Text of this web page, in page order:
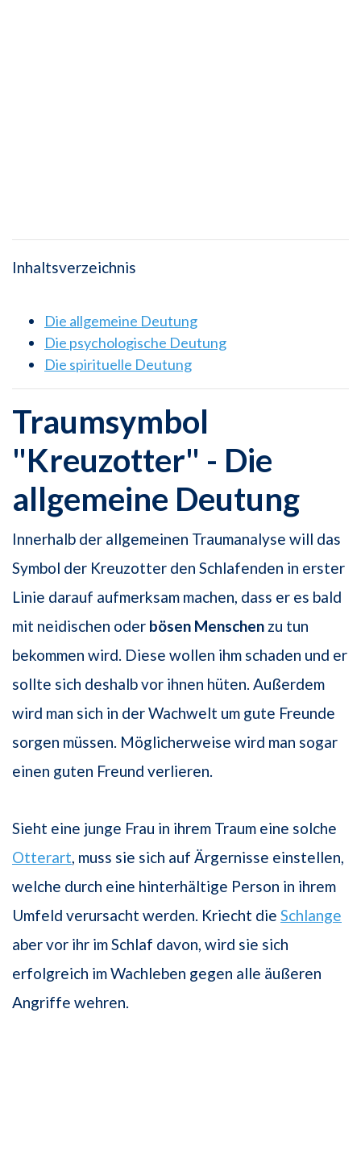
Inhaltsverzeichnis
Die allgemeine Deutung
Die psychologische Deutung
Die spirituelle Deutung
Traumsymbol
"Kreuzotter" - Die
allgemeine Deutung
Innerhalb der allgemeinen Traumanalyse will das
Symbol der Kreuzotter den Schlafenden in erster
Linie darauf aufmerksam machen, dass er es bald
mit neidischen oder bösen Menschen zu tun
bekommen wird. Diese wollen ihm schaden und er
sollte sich deshalb vor ihnen hüten. Außerdem
wird man sich in der Wachwelt um gute Freunde
sorgen müssen. Möglicherweise wird man sogar
einen guten Freund verlieren.
Sieht eine junge Frau in ihrem Traum eine solche
Otterart , muss sie sich auf Ärgernisse einstellen,
welche durch eine hinterhältige Person in ihrem
Umfeld verursacht werden. Kriecht die Schlange
aber vor ihr im Schlaf davon, wird sie sich
erfolgreich im Wachleben gegen alle äußeren
Angriffe wehren.